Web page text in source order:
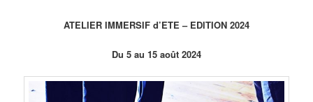
ATELIER IMMERSIF d’ETE – EDITION 2024
Du 5 au 15 août 2024